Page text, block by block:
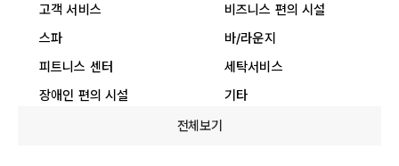
고객 서비스
비즈니스 편의 시설
스파
바/라운지
피트니스 센터
세탁서비스
장애인 편의 시설
기타
전체보기